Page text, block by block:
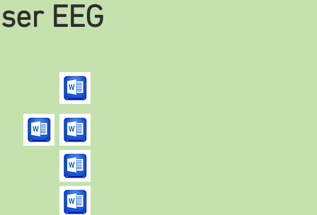
EEG